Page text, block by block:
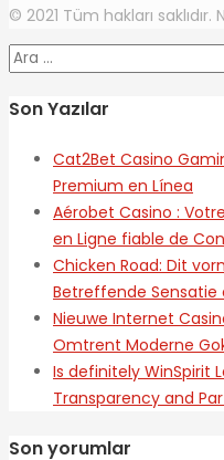
© 2021 Tüm hakları
Arama:
Son Yazılar
Cat2Bet Casino
Premium en Línea
Aérobet Casino :
en Ligne fiable de
Chicken Road: Dit
Betreffende Sensatie
Nieuwe Internet
Omtrent Moderne
Is definitely WinSpirit
Transparency and
Son yorumlar